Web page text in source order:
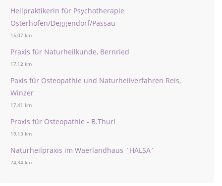
Heilpraktikerin für Psychotherapie
Osterhofen/Deggendorf/Passau
15,07 km
Praxis für Naturheilkunde, Bernried
17,12 km
Paxis für Osteopathie und Naturheilverfahren Reis,
Winzer
17,41 km
Praxis für Osteopathie - B.Thurl
19,13 km
Naturheilpraxis im Waerlandhaus `HÄLSA´
24,34 km